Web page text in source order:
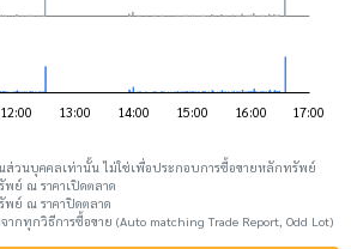
ส่วนบุคคลเท่านั้น ไม่ใช่เพื่อประกอบการซื้อขายหลักทรัพย์
พย์ ณ ราคาเปิดตลาด
พย์ ณ ราคาปิดตลาด
กทุกวิธีการซื้อขาย (Auto matching Trade Report, Odd Lot)